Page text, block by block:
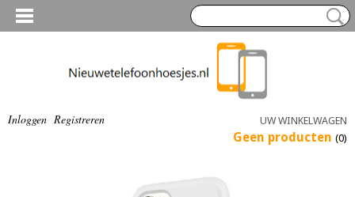
Inloggen Registreren UW WINKELWAGEN
Geen producten (0)